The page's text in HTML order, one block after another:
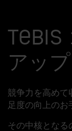
Tebis
アップ
競争力を高め
足度の向上のお
その中核となる